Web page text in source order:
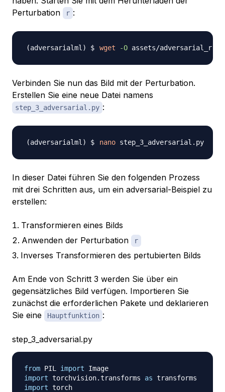
Perturbation
r :
wget -O assets/
Verbinden Sie nun das Bild mit der Perturbation.
Erstellen Sie eine neue Datei namens
step_3_adversarial.py :
nano
In dieser Datei führen Sie den folgenden Prozess
mit drei Schritten aus, um ein adversarial-Beispiel zu
erstellen:
Transformieren eines Bilds
Anwenden der Perturbation
r
Inverses Transformieren des pertubierten Bilds
Am Ende von Schritt 3 werden Sie über ein
gegensätzliches Bild verfügen. Importieren Sie
zunächst die erforderlichen Pakete und deklarieren
Sie eine
Hauptfunktion :
step_3_adversarial.py
from PIL import
import torchvision.transforms as
import